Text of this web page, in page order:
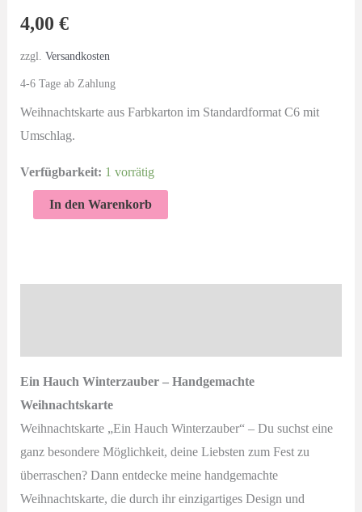
4,00 €
zzgl. Versandkosten
4-6 Tage ab Zahlung
Weihnachtskarte aus Farbkarton im Standardformat C6 mit
Umschlag.
Verfügbarkeit: 1 vorrätig
In den Warenkorb
Ein Hauch Winterzauber – Handgemachte
Weihnachtskarte
Weihnachtskarte „Ein Hauch Winterzauber“ – Du suchst eine
ganz besondere Möglichkeit, deine Liebsten zum Fest zu
überraschen? Dann entdecke meine handgemachte
Weihnachtskarte, die durch ihr einzigartiges Design und